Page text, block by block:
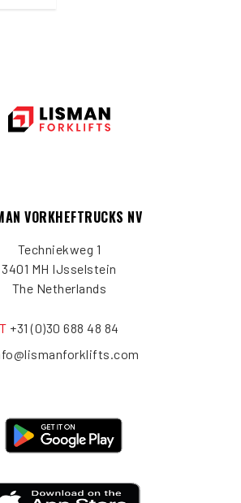
VORKHEFTRUCKS NV
Techniekweg 1
3401 MH IJsselstein
The Netherlands
T +31 (0)30 688 48 84